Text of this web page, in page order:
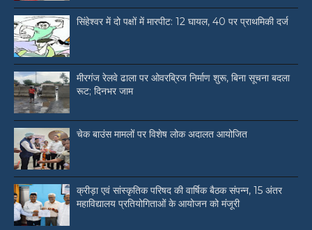
सिंहेश्वर में दो पक्षों में मारपीट: 12 घायल, 40 पर प्राथमिकी दर्ज
मीरगंज रेलवे ढाला पर ओवरब्रिज निर्माण शुरू, बिना सूचना बदला
रूट; दिनभर जाम
चेक बाउंस मामलों पर विशेष लोक अदालत आयोजित
क्रीड़ा एवं सांस्कृतिक परिषद की वार्षिक बैठक संपन्न, 15 अंतर
महाविद्यालय प्रतियोगिताओं के आयोजन को मंजूरी